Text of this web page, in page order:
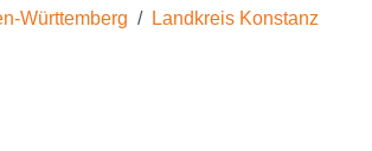
Württemberg
Landkreis Konstanz